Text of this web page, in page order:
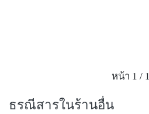
หน้า 1 / 1
ธรณีสารในร้านอื่น